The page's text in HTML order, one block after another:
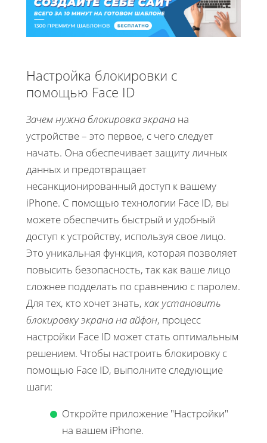
Настройка блокировки с
помощью Face ID
Зачем нужна блокировка экрана на
устройстве – это первое, с чего следует
начать. Она обеспечивает защиту личных
данных и предотвращает
несанкционированный доступ к вашему
iPhone. С помощью технологии Face ID, вы
можете обеспечить быстрый и удобный
доступ к устройству, используя свое лицо.
Это уникальная функция, которая позволяет
повысить безопасность, так как ваше лицо
сложнее подделать по сравнению с паролем.
Для тех, кто хочет знать, как установить
блокировку экрана на айфон, процесс
настройки Face ID может стать оптимальным
решением. Чтобы настроить блокировку с
помощью Face ID, выполните следующие
шаги:
Откройте приложение "Настройки"
на вашем iPhone.